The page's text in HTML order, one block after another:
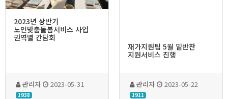
2023년 상반기
노인맞춤돌봄서비스 사업
권역별 간담회
관리자 2023-05-31
1938
재가지원팀 5월 밑반찬
지원서비스 진행
관리자 2023-05-22
1911